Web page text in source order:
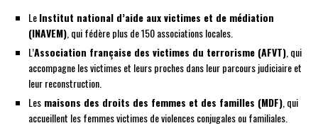
LeInstitut national d’aide aux victimes et de médiation
(INAVEM), qui fédère plus de 150 associations locales.
L’Association française des victimes du terrorisme (AFVT), qui
accompagne les victimes et leurs proches dans leur parcours judiciaire et
leur reconstruction.
Les maisons des droits des femmes et des familles (MDF), qui
accueillent les femmes victimes de violences conjugales ou familiales.